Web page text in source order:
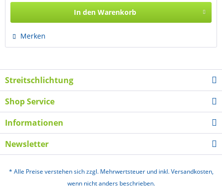
In den Warenkorb
Merken
Streitschlichtung
Shop Service
Informationen
Newsletter
* Alle Preise verstehen sich zzgl. Mehrwertsteuer und inkl. Versandkosten,
wenn nicht anders beschrieben.